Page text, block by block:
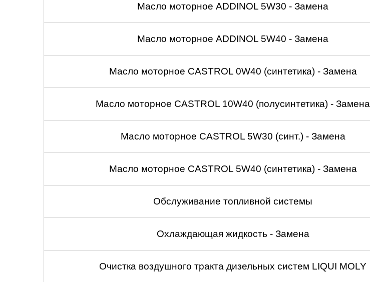
Масло моторное ADDINOL 5W30 - Замена
Масло моторное ADDINOL 5W40 - Замена
Масло моторное CASTROL 0W40 (синтетика) - Замена
Масло моторное CASTROL 10W40 (полусинтетика) - Замена
Масло моторное CASTROL 5W30 (синт.) - Замена
Масло моторное CASTROL 5W40 (синтетика) - Замена
Обслуживание топливной системы
Охлаждающая жидкость - Замена
Очистка воздушного тракта дизельных систем LIQUI MOLY